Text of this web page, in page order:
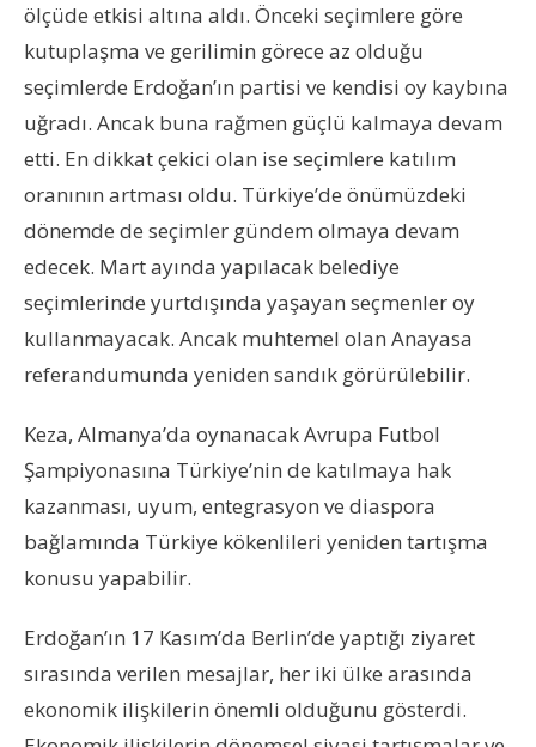
ölçüde etkisi altına aldı. Önceki seçimlere göre
kutuplaşma ve gerilimin görece az olduğu
seçimlerde Erdoğan’ın partisi ve kendisi oy kaybına
uğradı. Ancak buna rağmen güçlü kalmaya devam
etti. En dikkat çekici olan ise seçimlere katılım
oranının artması oldu. Türkiye’de önümüzdeki
dönemde de seçimler gündem olmaya devam
edecek. Mart ayında yapılacak belediye
seçimlerinde yurtdışında yaşayan seçmenler oy
kullanmayacak. Ancak muhtemel olan Anayasa
referandumunda yeniden sandık görürülebilir.
Keza, Almanya’da oynanacak Avrupa Futbol
Şampiyonasına Türkiye’nin de katılmaya hak
kazanması, uyum, entegrasyon ve diaspora
bağlamında Türkiye kökenlileri yeniden tartışma
konusu yapabilir.
Erdoğan’ın 17 Kasım’da Berlin’de yaptığı ziyaret
sırasında verilen mesajlar, her iki ülke arasında
ekonomik ilişkilerin önemli olduğunu gösterdi.